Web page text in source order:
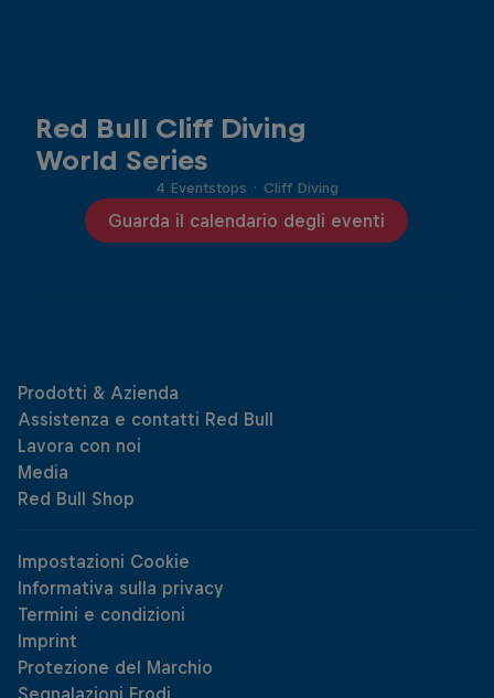
Red Bull Cliff Diving
World Series
Guarda il calendario degli eventi
4 Eventstops · Cliff Diving